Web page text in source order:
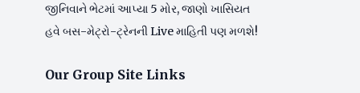
જીનિવાને ભેટમાં આપ્યા 5 મોર, જાણો ખાસિયત
હવે બસ-મેટ્રો-ટ્રેનની Live માહિતી પણ મળશે!
Our Group Site Links